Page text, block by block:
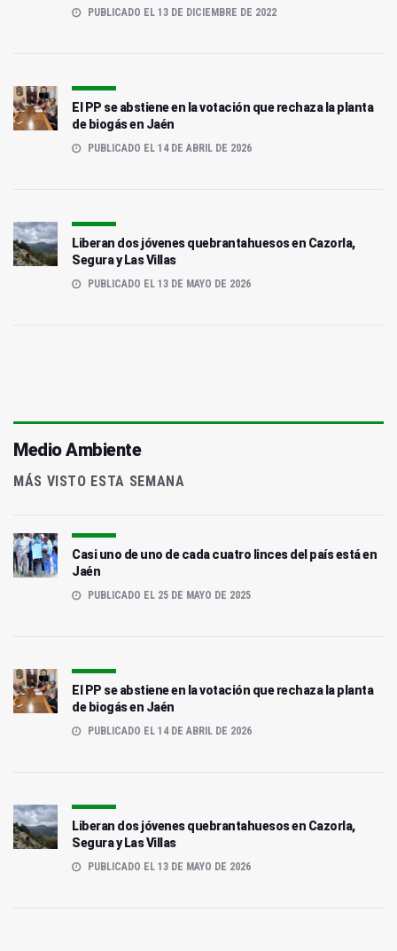
PUBLICADO EL 13 DE DICIEMBRE DE 2022
El PP se abstiene en la votación que rechaza la planta
de biogás en Jaén
PUBLICADO EL 14 DE ABRIL DE 2026
Liberan dos jóvenes quebrantahuesos en Cazorla,
Segura y Las Villas
PUBLICADO EL 13 DE MAYO DE 2026
Medio Ambiente
MÁS VISTO ESTA SEMANA
Casi uno de uno de cada cuatro linces del país está en
Jaén
PUBLICADO EL 25 DE MAYO DE 2025
El PP se abstiene en la votación que rechaza la planta
de biogás en Jaén
PUBLICADO EL 14 DE ABRIL DE 2026
Liberan dos jóvenes quebrantahuesos en Cazorla,
Segura y Las Villas
PUBLICADO EL 13 DE MAYO DE 2026